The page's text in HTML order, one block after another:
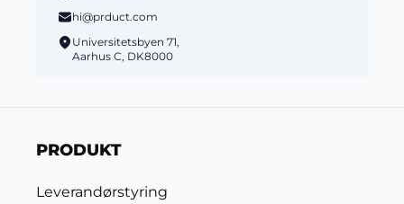
hi@prduct.com
Universitetsbyen 71,
Aarhus C, DK8000
PRODUKT
Leverandørstyring